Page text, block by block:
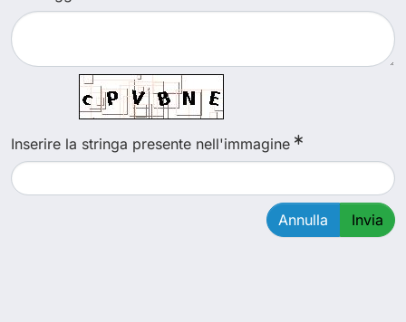
Inserire la stringa presente nell'immagine
Annulla Invia